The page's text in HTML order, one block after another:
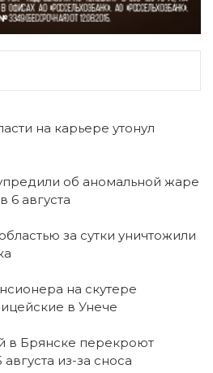
на карьере утонул
об аномальной жаре
6 августа
за сутки уничтожили
на скутере
в Унече
в Брянске перекроют
из-за сноса